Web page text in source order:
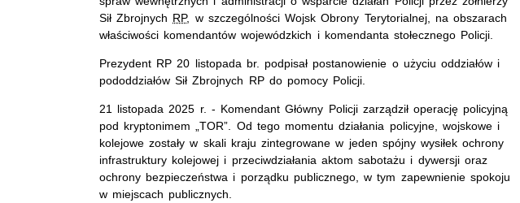
Sił Zbrojnych RP, w szczególności Wojsk Obrony Terytorialnej, na obszarach
właściwości komendantów wojewódzkich i komendanta stołecznego Policji.
Prezydent RP 20 listopada br. podpisał postanowienie o użyciu oddziałów i
pododdziałów Sił Zbrojnych RP do pomocy Policji.
21 listopada 2025 r. - Komendant Główny Policji zarządził operację policyjną
pod kryptonimem „TOR”. Od tego momentu działania policyjne, wojskowe i
kolejowe zostały w skali kraju zintegrowane w jeden spójny wysiłek ochrony
infrastruktury kolejowej i przeciwdziałania aktom sabotażu i dywersji oraz
ochrony bezpieczeństwa i porządku publicznego, w tym zapewnienie spokoju
w miejscach publicznych.